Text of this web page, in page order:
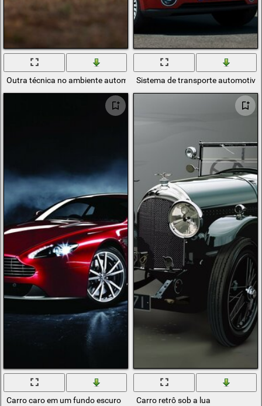
Outra técnica no ambiente automotivo outra técnica carro de corrida
Sistema de transporte
Carro caro em um fundo escuro Carro retrô sob a lua